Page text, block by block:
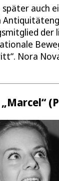
auch
der
Nora